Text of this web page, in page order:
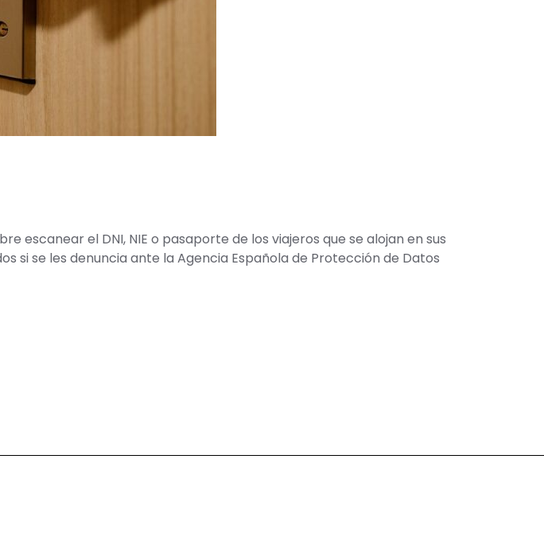
el DNI, NIE o pasaporte de los viajeros que se alojan en sus
si se les denuncia ante la Agencia Española de Protección de Datos